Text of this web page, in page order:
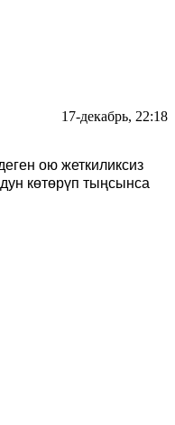
17-декабрь, 22:18
ою жеткиликсиз
көтөрүп тыңсынса